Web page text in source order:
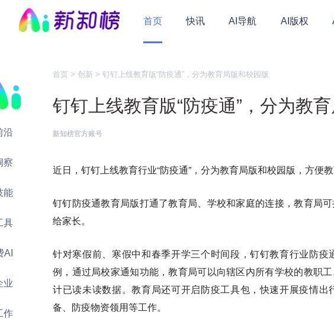
首页 快讯 AI导航 AI版权
沿
察
能
具
AI
业
作
首页 > 创新 > 钉钉上线教育版“防疫通”，分为教育局版和校园版
钉钉上线教育版“防疫通”，分为教
新知榜官方账号
近日，钉钉上线教育行业“防疫通”，分为教育局版和校园版，方便
钉钉防疫通教育局版打通了教育局、学校和家庭的连接，教育局
给家长。
针对寒假前、寒假中和春季开学三个时间段，钉钉教育行业防
例，通过局校家通知功能，教育局可以向辖区内所有学校的教职
计已读未读数据。教育局还可开启防疫工具包，快速开展疫情
备、防疫物资领用等工作。